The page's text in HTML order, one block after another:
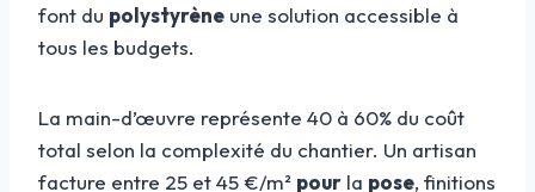
font du polystyrène une solution accessible à
tous les budgets.
La main-d’œuvre représente 40 à 60% du coût
total selon la complexité du chantier. Un artisan
facture entre 25 et 45 €/m² pour la pose, finitions